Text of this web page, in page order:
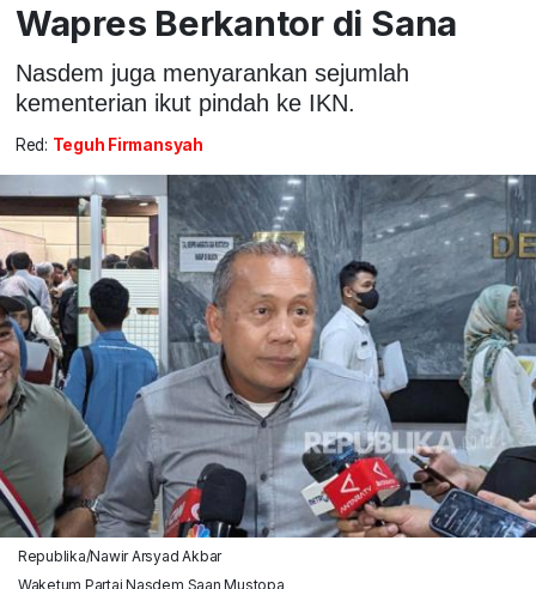
Wapres Berkantor di Sana
Nasdem juga menyarankan sejumlah
kementerian ikut pindah ke IKN.
Red: Teguh Firmansyah
Republika/Nawir Arsyad Akbar
Waketum Partai Nasdem Saan Mustopa